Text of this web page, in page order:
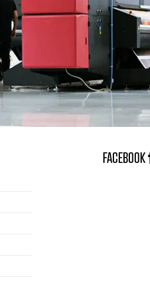
FACEBOOK